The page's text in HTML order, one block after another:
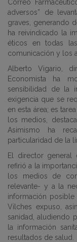
Correo
adversos” de
graves, generando
ha reivindicado la
éticos en todas
comunicación y los
Alberto Vigario,
Economista ha
sensibilidad de la
exigencia que se
en esta área; es
los medios,
Asimismo ha
particularidad de la
El director general
refirió a la
los medios de
relevante- y a la
información
Vilches expuso,
sanidad, aludiendo
la información
resultados de salud.